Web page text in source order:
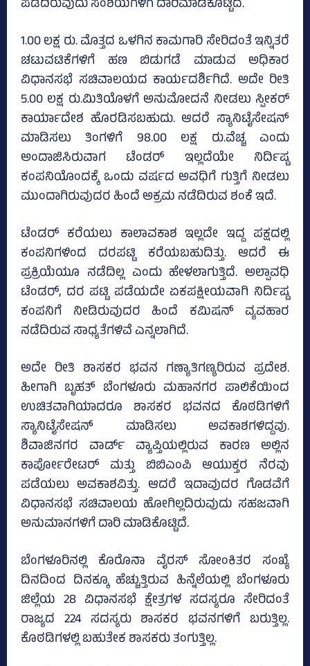
ಪಡೆದಿರುವುದು ಸಂಶಯಗಳಿಗೆ ದಾರಿಮಾಡಿಕೊಟ್ಟಿದೆ.
1.00 ಲಕ್ಷ ರು. ಮೊತ್ತದ ಒಳಗಿನ ಕಾಮಗಾರಿ ಸೇರಿದಂತೆ ಇನ್ನಿತರೆ
ಚಟುವಟಿಕೆಗಳಿಗೆ ಹಣ ಬಿಡುಗಡೆ ಮಾಡುವ ಅಧಿಕಾರ
ವಿಧಾನಸಭೆ ಸಚಿವಾಲಯದ ಕಾರ್ಯದರ್ಶಿಗಿದೆ. ಅದೇ ರೀತಿ
5.00 ಲಕ್ಷ ರು.ಮಿತಿಯೊಳಗೆ ಅನುಮೋದನೆ ನೀಡಲು ಸ್ಪೀಕರ್‌
ಕಾರ್ಯಾದೇಶ ಹೊರಡಿಸಬಹುದು. ಆದರೆ ಸ್ಯಾನಿಟೈಸೇಷನ್‌
ಮಾಡಿಸಲು ತಿಂಗಳಿಗೆ 98.00 ಲಕ್ಷ ರು.ವೆಚ್ಚ ಎಂದು
ಅಂದಾಜಿಸಿರುವಾಗ ಟೆಂಡರ್‌ ಇಲ್ಲದೆಯೇ ನಿರ್ದಿಷ್ಟ
ಕಂಪನಿಯೊಂದಕ್ಕೆ ಒಂದು ವರ್ಷದ ಅವಧಿಗೆ ಗುತ್ತಿಗೆ ನೀಡಲು
ಮುಂದಾಗಿರುವುದರ ಹಿಂದೆ ಅಕ್ರಮ ನಡೆದಿರುವ ಶಂಕೆ ಇದೆ.
ಟೆಂಡರ್‌ ಕರೆಯಲು ಕಾಲಾವಕಾಶ ಇಲ್ಲದೇ ಇದ್ದ ಪಕ್ಷದಲ್ಲಿ
ಕಂಪನಿಗಳಿಂದ ದರಪಟ್ಟಿ ಕರೆಯಬಹುದಿತ್ತು. ಆದರೆ ಈ
ಪ್ರಕ್ರಿಯೆಯೂ ನಡೆದಿಲ್ಲ ಎಂದು ಹೇಳಲಾಗುತ್ತಿದೆ. ಅಲ್ಪಾವಧಿ
ಟೆಂಡರ್‌, ದರ ಪಟ್ಟಿ ಪಡೆಯದೇ ಏಕಪಕ್ಷೀಯವಾಗಿ ನಿರ್ದಿಷ್ಟ
ಕಂಪನಿಗೆ ನೀಡಿರುವುದರ ಹಿಂದೆ ಕಮಿಷನ್‌ ವ್ಯವಹಾರ
ನಡೆದಿರುವ ಸಾಧ್ಯತೆಗಳಿವೆ ಎನ್ನಲಾಗಿದೆ.
ಅದೇ ರೀತಿ ಶಾಸಕರ ಭವನ ಗಣ್ಯಾತಿಗಣ್ಯರಿರುವ ಪ್ರದೇಶ.
ಹೀಗಾಗಿ ಬೃಹತ್ ಬೆಂಗಳೂರು ಮಹಾನಗರ ಪಾಲಿಕೆಯಿಂದ
ಉಚಿತವಾಗಿಯಾದರೂ ಶಾಸಕರ ಭವನದ ಕೊಠಡಿಗಳಿಗೆ
ಸ್ಯಾನಿಟೈಸೇಷನ್‌ ಮಾಡಿಸಲು ಅವಕಾಶಗಳಿದ್ದವು.
ಶಿವಾಜಿನಗರ ವಾರ್ಡ್‌ ವ್ಯಾಪ್ತಿಯಲ್ಲಿರುವ ಕಾರಣ ಅಲ್ಲಿನ
ಕಾರ್ಪೋರೇಟರ್‌ ಮತ್ತು ಬಿಬಿಎಂಪಿ ಆಯುಕ್ತರ ನೆರವು
ಪಡೆಯಲು ಅವಕಾಶವಿತ್ತು. ಆದರೆ ಇದಾವುದರ ಗೊಡವೆಗೆ
ವಿಧಾನಸಭೆ ಸಚಿವಾಲಯ ಹೋಗಿಲ್ಲದಿರುವುದು ಸಹಜವಾಗಿ
ಅನುಮಾನಗಳಿಗೆ ದಾರಿ ಮಾಡಿಕೊಟ್ಟಿದೆ.
ಬೆಂಗಳೂರಿನಲ್ಲಿ ಕೊರೊನಾ ವೈರಸ್‌ ಸೋಂಕಿತರ ಸಂಖ್ಯೆ
ದಿನದಿಂದ ದಿನಕ್ಕೂ ಹೆಚ್ಚುತ್ತಿರುವ ಹಿನ್ನೆಲೆಯಲ್ಲಿ ಬೆಂಗಳೂರು
ಜಿಲ್ಲೆಯ 28 ವಿಧಾನಸಭೆ ಕ್ಷೇತ್ರಗಳ ಸದಸ್ಯರೂ ಸೇರಿದಂತೆ
ರಾಜ್ಯದ 224 ಸದಸ್ಯರು ಶಾಸಕರ ಭವನಗಳಿಗೆ ಬರುತ್ತಿಲ್ಲ.
ಕೊಠಡಿಗಳಲ್ಲಿ ಬಹುತೇಕ ಶಾಸಕರು ತಂಗುತ್ತಿಲ್ಲ.